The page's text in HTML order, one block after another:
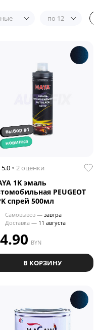
по 12
выбор #1
новинка
5.0 2 оценки
1K эмаль
PEUGEOT
спрей 500мл
Самовывоз — завтра
Доставка — 11 августа
BYN
В КОРЗИНУ